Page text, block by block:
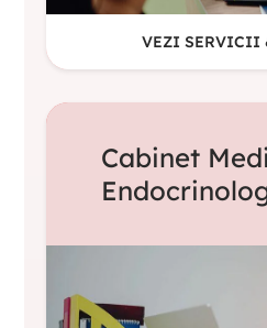
VEZI SERVICII
Cabinet